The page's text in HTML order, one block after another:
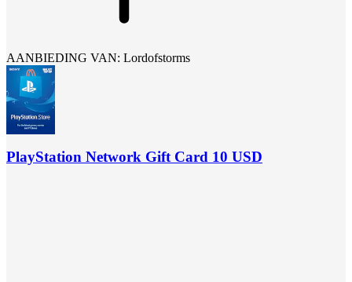
AANBIEDING VAN: Lordofstorms
PlayStation Network Gift Card 10 USD